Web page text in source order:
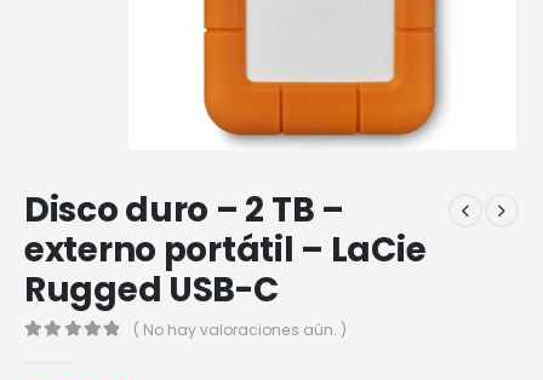
Disco duro – 2 TB –
externo portátil – LaCie
Rugged USB-C
( No hay valoraciones aún. )